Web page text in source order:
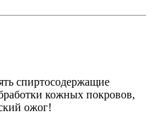
спиртосодержащие
кожных покровов,
ожог!